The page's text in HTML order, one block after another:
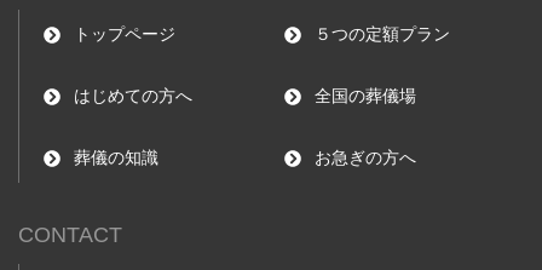
トップページ ５つの定額プラン
はじめての方へ 全国の葬儀場
葬儀の知識 お急ぎの方へ
CONTACT